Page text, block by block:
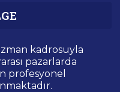
kadrosuyla
pazarlarda
profesyonel